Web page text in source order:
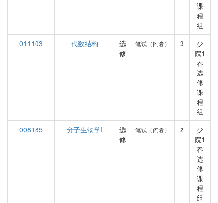
课
程
组
011103
代数结构
选
修
笔试（闭卷） 3
少
院1
春
选
修
课
程
组
008185
分子生物学I
选
修
笔试（闭卷） 2
少
院1
春
选
修
课
程
组